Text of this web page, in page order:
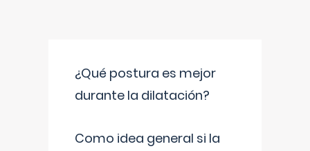
¿Qué postura es mejor
durante la dilatación?
Como idea general si la